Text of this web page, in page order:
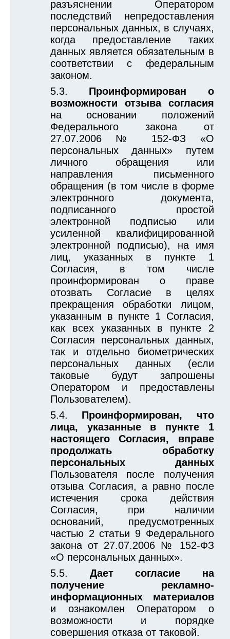
разъяснении Оператором
последствий непредоставления
персональных данных, в случаях,
когда предоставление таких
данных является обязательным в
соответствии с федеральным
законом.
Проинформирован о
возможности отзыва согласия
на основании положений
Федерального закона от
27.07.2006 № 152-ФЗ «О
персональных данных» путем
личного обращения или
направления письменного
обращения (в том числе в форме
электронного документа,
подписанного простой
электронной подписью или
усиленной квалифицированной
электронной подписью), на имя
лиц, указанных в пункте 1
Согласия, в том числе
проинформирован о праве
отозвать Согласие в целях
прекращения обработки лицом,
указанным в пункте 1 Согласия,
как всех указанных в пункте 2
Согласия персональных данных,
так и отдельно биометрических
персональных данных (если
таковые будут запрошены
Оператором и предоставлены
Пользователем).
Проинформирован, что
лица, указанные в пункте 1
настоящего Согласия, вправе
продолжать обработку
персональных данных
Пользователя после получения
отзыва Согласия, а равно после
истечения срока действия
Согласия, при наличии
оснований, предусмотренных
частью 2 статьи 9 Федерального
закона от 27.07.2006 № 152-ФЗ
«О персональных данных».
Дает согласие на
получение рекламно-
информационных материалов
и ознакомлен Оператором о
возможности и порядке
совершения отказа от таковой.